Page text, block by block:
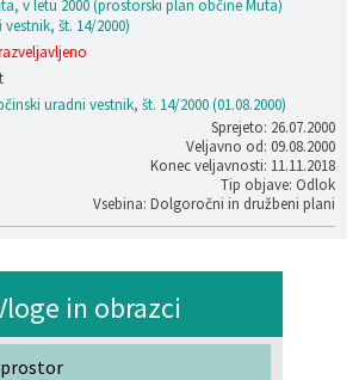
v letu 2000 (prostorski plan občine Muta)
št. 14/2000)
uradni vestnik, št. 14/2000 (01.08.2000)
Sprejeto: 26.07.2000
Veljavno od: 09.08.2000
Konec veljavnosti: 11.11.2018
Tip objave: Odlok
Vsebina: Dolgoročni in družbeni plani
in obrazci